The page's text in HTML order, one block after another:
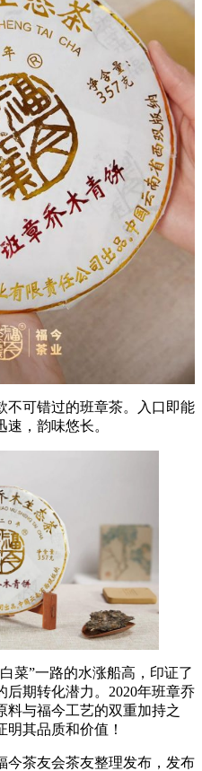
不可错过的班章茶。入口即能
，韵味悠长。
菜”一路的水涨船高，印证了
期转化潜力。2020年班章乔
料与福今工艺的双重加持之
其品质和价值！
今茶友会茶友整理发布，发布